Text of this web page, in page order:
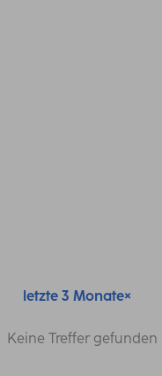
letzte 3 Monate
Keine Treffer gefunden